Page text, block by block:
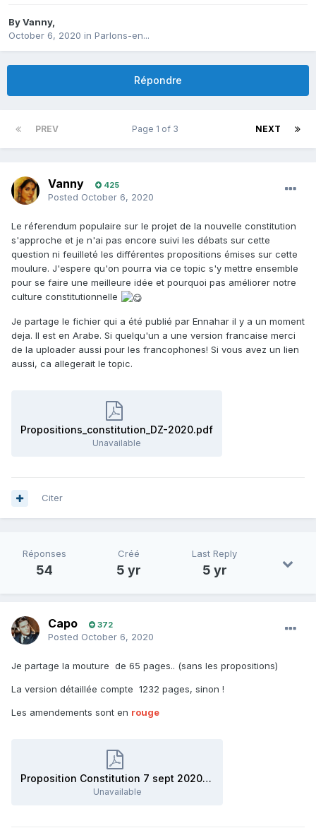
ByVanny,
October 6, 2020 in Parlons-en...
Répondre
PREV NEXT
Page 1 of 3
Vanny 425
Posted October 6, 2020
Le réferendum populaire sur le projet de la nouvelle constitution
s'approche et je n'ai pas encore suivi les débats sur cette
question ni feuilleté les différentes propositions émises sur cette
moulure. J'espere qu'on pourra via ce topic s'y mettre ensemble
pour se faire une meilleure idée et pourquoi pas améliorer notre
culture constitutionnelle
Je partage le fichier qui a été publié par Ennahar il y a un moment
deja. Il est en Arabe. Si quelqu'un a une version francaise merci
de la uploader aussi pour les francophones! Si vous avez un lien
aussi, ca allegerait le topic.
Propositions_constitution_DZ-2020.pdf
Unavailable
Citer
Réponses
54
Créé
5 yr
Last Reply
5 yr
Capo 372
Posted October 6, 2020
Je partage la mouture de 65 pages.. (sans les propositions)
La version détaillée compte 1232 pages, sinon !
Les amendements sont en rouge
Proposition Constitution 7 sept 2020 final.pdf
Unavailable